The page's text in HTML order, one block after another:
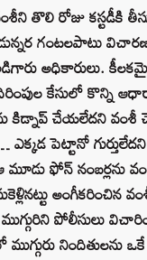
తొలి రోజు కస్టడీకి
గంటలపాటు విచారణ
అధికారులు.
కేసులో కొన్ని
కిడ్నాప్ చేయలేదని వంశీ
పెట్టానో
ఆ మూడు ఫోన్‌
అంగీకరించిన
పోలీసులు
నిందితులను ఒకే